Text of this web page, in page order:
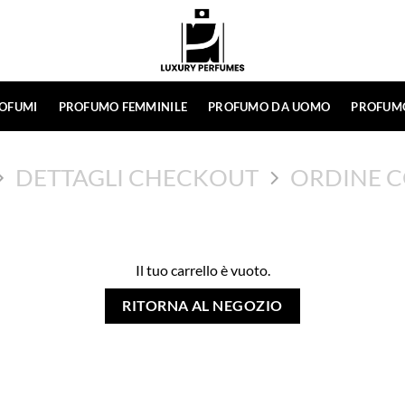
PROFUMO FEMMINILE PROFUMO DA UOMO
DETTAGLI CHECKOUT ORDINE
Il tuo carrello è vuoto.
RITORNA AL NEGOZIO